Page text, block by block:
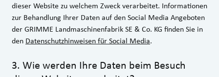
dieser Website zu welchem Zweck verarbeitet. Informationen
zur Behandlung Ihrer Daten auf den Social Media Angeboten
der GRIMME Landmaschinenfabrik SE & Co. KG finden Sie in
den Datenschutzhinweisen für Social Media.
3. Wie werden Ihre Daten beim Besuch